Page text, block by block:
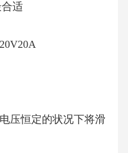
适
压恒定的状况下将滑